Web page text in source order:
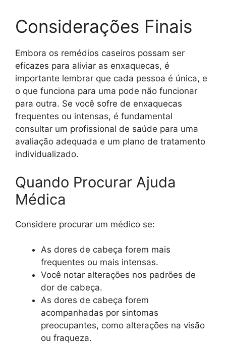
Considerações Finais
Embora os remédios caseiros possam ser
eficazes para aliviar as enxaquecas, é
importante lembrar que cada pessoa é única, e
o que funciona para uma pode não funcionar
para outra. Se você sofre de enxaquecas
frequentes ou intensas, é fundamental
consultar um profissional de saúde para uma
avaliação adequada e um plano de tratamento
individualizado.
Quando Procurar Ajuda
Médica
Considere procurar um médico se:
As dores de cabeça forem mais
frequentes ou mais intensas.
Você notar alterações nos padrões de
dor de cabeça.
As dores de cabeça forem
acompanhadas por sintomas
preocupantes, como alterações na visão
ou fraqueza.